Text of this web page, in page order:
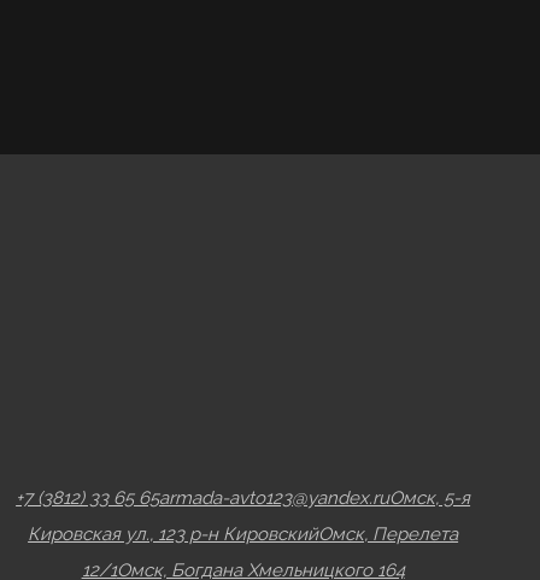
+7 (3812) 33 65 65armada-avto123@yandex.ruОмск, 5-я
Кировская ул., 123 р-н КировскийОмск, Перелета
12/1Омск, Богдана Хмельницкого 164